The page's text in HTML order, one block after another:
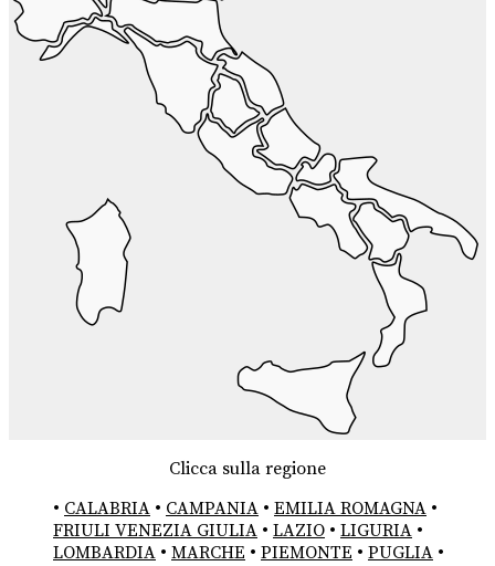
Clicca sulla regione
• CALABRIA • CAMPANIA • EMILIA ROMAGNA •
FRIULI VENEZIA GIULIA • LAZIO • LIGURIA •
LOMBARDIA • MARCHE • PIEMONTE • PUGLIA •